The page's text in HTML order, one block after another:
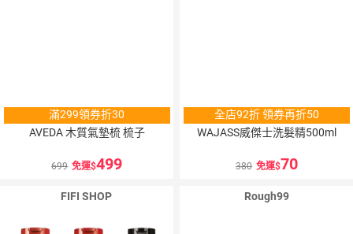
滿299領券折30
AVEDA 木質氣墊梳 梳子
699 免運 499
全店92折 領券再折50
WAJASS威傑士洗髮精500ml
380 免運 70
FIFI SHOP Rough99